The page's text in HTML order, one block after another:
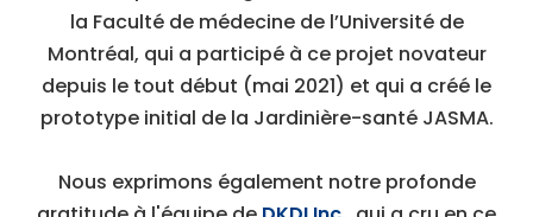
la Faculté de médecine de l’Université de
Montréal, qui a participé à ce projet novateur
depuis le tout début (mai 2021) et qui a créé le
prototype initial de la Jardinière-santé JASMA.
Nous exprimons également notre profonde